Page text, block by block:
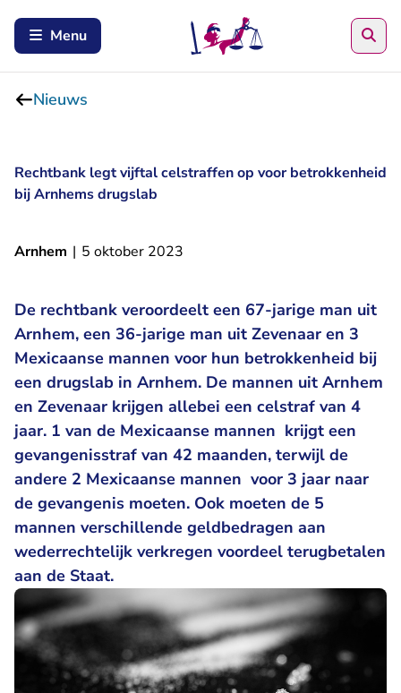
Menu
Nieuws
Rechtbank legt vijftal celstraffen op voor betrokkenheid
bij Arnhems drugslab
Arnhem | 5 oktober 2023
De rechtbank veroordeelt een 67-jarige man uit
Arnhem, een 36-jarige man uit Zevenaar en 3
Mexicaanse mannen voor hun betrokkenheid bij
een drugslab in Arnhem. De mannen uit Arnhem
en Zevenaar krijgen allebei een celstraf van 4
jaar. 1 van de Mexicaanse mannen krijgt een
gevangenisstraf van 42 maanden, terwijl de
andere 2 Mexicaanse mannen voor 3 jaar naar
de gevangenis moeten. Ook moeten de 5
mannen verschillende geldbedragen aan
wederrechtelijk verkregen voordeel terugbetalen
aan de Staat.